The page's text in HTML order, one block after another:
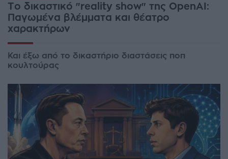
Tο δικαστικό "reality show" της OpenAI:
Παγωμένα βλέμματα και θέατρο
χαρακτήρων
Και έξω από το δικαστήριο διαστάσεις ποπ
κουλτούρας